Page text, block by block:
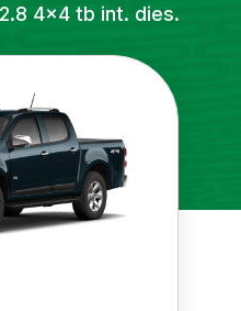
4x4 tb int. dies.